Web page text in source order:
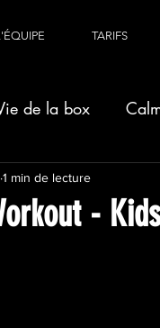
TARIFS
de la box
-
1 min de lecture